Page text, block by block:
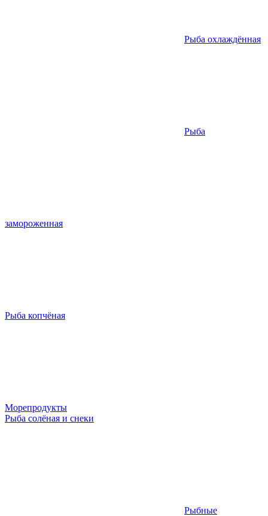
Рыба охлаждённая
Рыба
замороженная
Рыба копчёная
Морепродукты
Рыба солёная и снеки
Рыбные